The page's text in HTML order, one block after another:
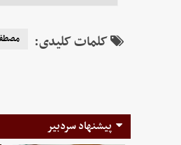
کلمات کلیدی:
پیشنهاد سردبیر